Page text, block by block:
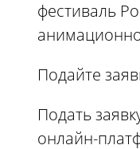
фестиваль
Подайте
Подать
онлайн-